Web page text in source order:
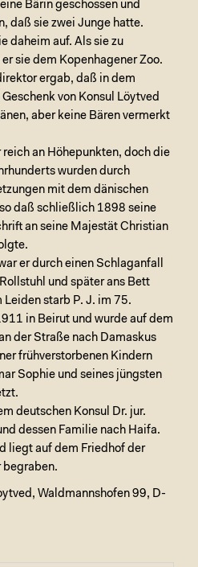
Bärin geschossen und
daß sie zwei Junge hatte.
daheim auf. Als sie zu
sie dem Kopenhagener Zoo.
ergab, daß in dem
von Konsul Löytved
aber keine Bären vermerkt
reich an Höhepunkten, doch die
wurden durch
mit dem dänischen
daß schließlich 1898 seine
an seine Majestät Christian
er durch einen Schlaganfall
und später ans Bett
starb P. J. im 75.
in Beirut und wurde auf dem
der Straße nach Damaskus
frühverstorbenen Kindern
Sophie und seines jüngsten
deutschen Konsul Dr. jur.
dessen Familie nach Haifa.
liegt auf dem Friedhof der
Waldmannshofen 99, D-